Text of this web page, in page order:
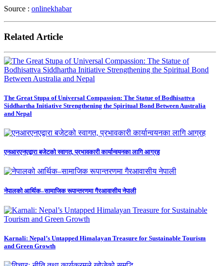
Source : onlinekhabar
Related Article
The Great Stupa of Universal Compassion: The Statue of Bodhisattva
Siddhartha Initiative Strengthening the Spiritual Bond Between Australia
and Nepal
एनआरएनएद्वारा बजेटको स्वागत, प्रभावकारी कार्यान्वयनका लागि आग्रह
नेपालको आर्थिक–सामाजिक रूपान्तरणमा गैरआवासीय नेपाली
Karnali: Nepal’s Untapped Himalayan Treasure for Sustainable Tourism
and Green Growth